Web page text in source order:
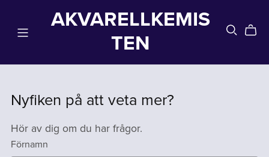
AKVARELLKEMIS
TEN
Nyfiken på att veta mer?
Hör av dig om du har frågor.
Förnamn